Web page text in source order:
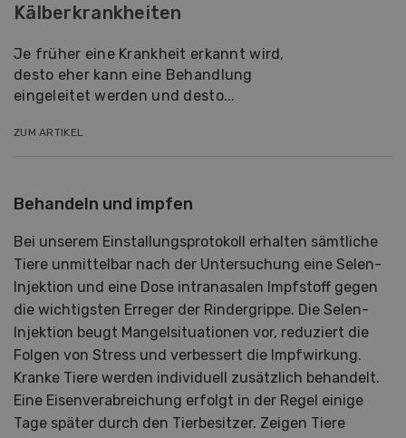
Kälberkrankheiten
Je früher eine Krankheit erkannt wird,
desto eher kann eine Behandlung
eingeleitet werden und desto...
ZUM ARTIKEL
Behandeln und impfen
Bei unserem Einstallungsprotokoll erhalten sämtliche
Tiere unmittelbar nach der Untersuchung eine Selen-
Injektion und eine Dose intranasalen Impfstoff gegen
die wichtigsten Erreger der Rindergrippe. Die Selen-
Injektion beugt Mangelsituationen vor, reduziert die
Folgen von Stress und verbessert die Impfwirkung.
Kranke Tiere werden individuell zusätzlich behandelt.
Eine Eisenverabreichung erfolgt in der Regel einige
Tage später durch den Tierbesitzer. Zeigen Tiere